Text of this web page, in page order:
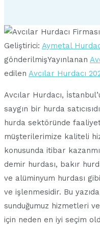
Geliştirici: Aymetal
gönderilmişYayınlanan
edilen Avcılar Hurdacı
Avcılar Hurdacı,
saygın bir hurda
hurda sektöründe
müşterilerimize kaliteli
konusunda itibar
demir hurdası, bakır
ve alüminyum hurdası
ve işlenmesidir. Bu
sunduğumuz hizmetleri
için neden en iyi seçim